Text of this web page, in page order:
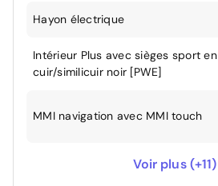
Hayon électrique
Intérieur Plus avec sièges sport en
cuir/similicuir noir [PWE]
MMI navigation avec MMI touch
Pack "Shadow Look" - Boîtiers des
Voir plus (+11)